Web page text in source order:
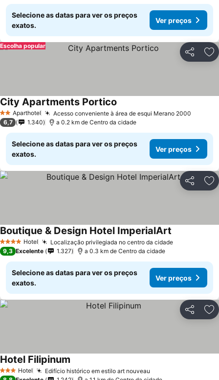
Selecione as datas para ver os preços
exatos.
Ver preços
Partilhar
Escolha popular
2 EstrelasAparthotel Acesso conveniente à área de esqui Merano 2000
City Apartments Portico
6,7 1.340 a 0.2 km de Centro da cidade
Selecione as datas para ver os preços
exatos.
Ver preços
Partilhar
4 EstrelasHotel Localização privilegiada no centro da cidade
Boutique & Design Hotel ImperialArt
9,3 Excelente 1.327 a 0.3 km de Centro da cidade
Selecione as datas para ver os preços
exatos.
Ver preços
Partilhar
3 EstrelasHotel Edifício histórico em estilo art nouveau
Hotel Filipinum